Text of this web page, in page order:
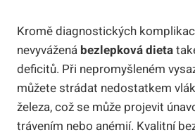
Kromě diagnostických
nevyvážená bezlepková dieta
deficitů. Při nepromyšleném
můžete strádat nedostatkem
železa, což se může projevit
trávením nebo anémií. Kvalitní